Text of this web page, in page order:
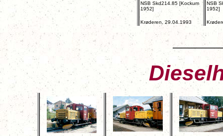
NSB Skd214.85 [Kockum
1952]
Krøderen, 29.04.1993
NSB
1952]